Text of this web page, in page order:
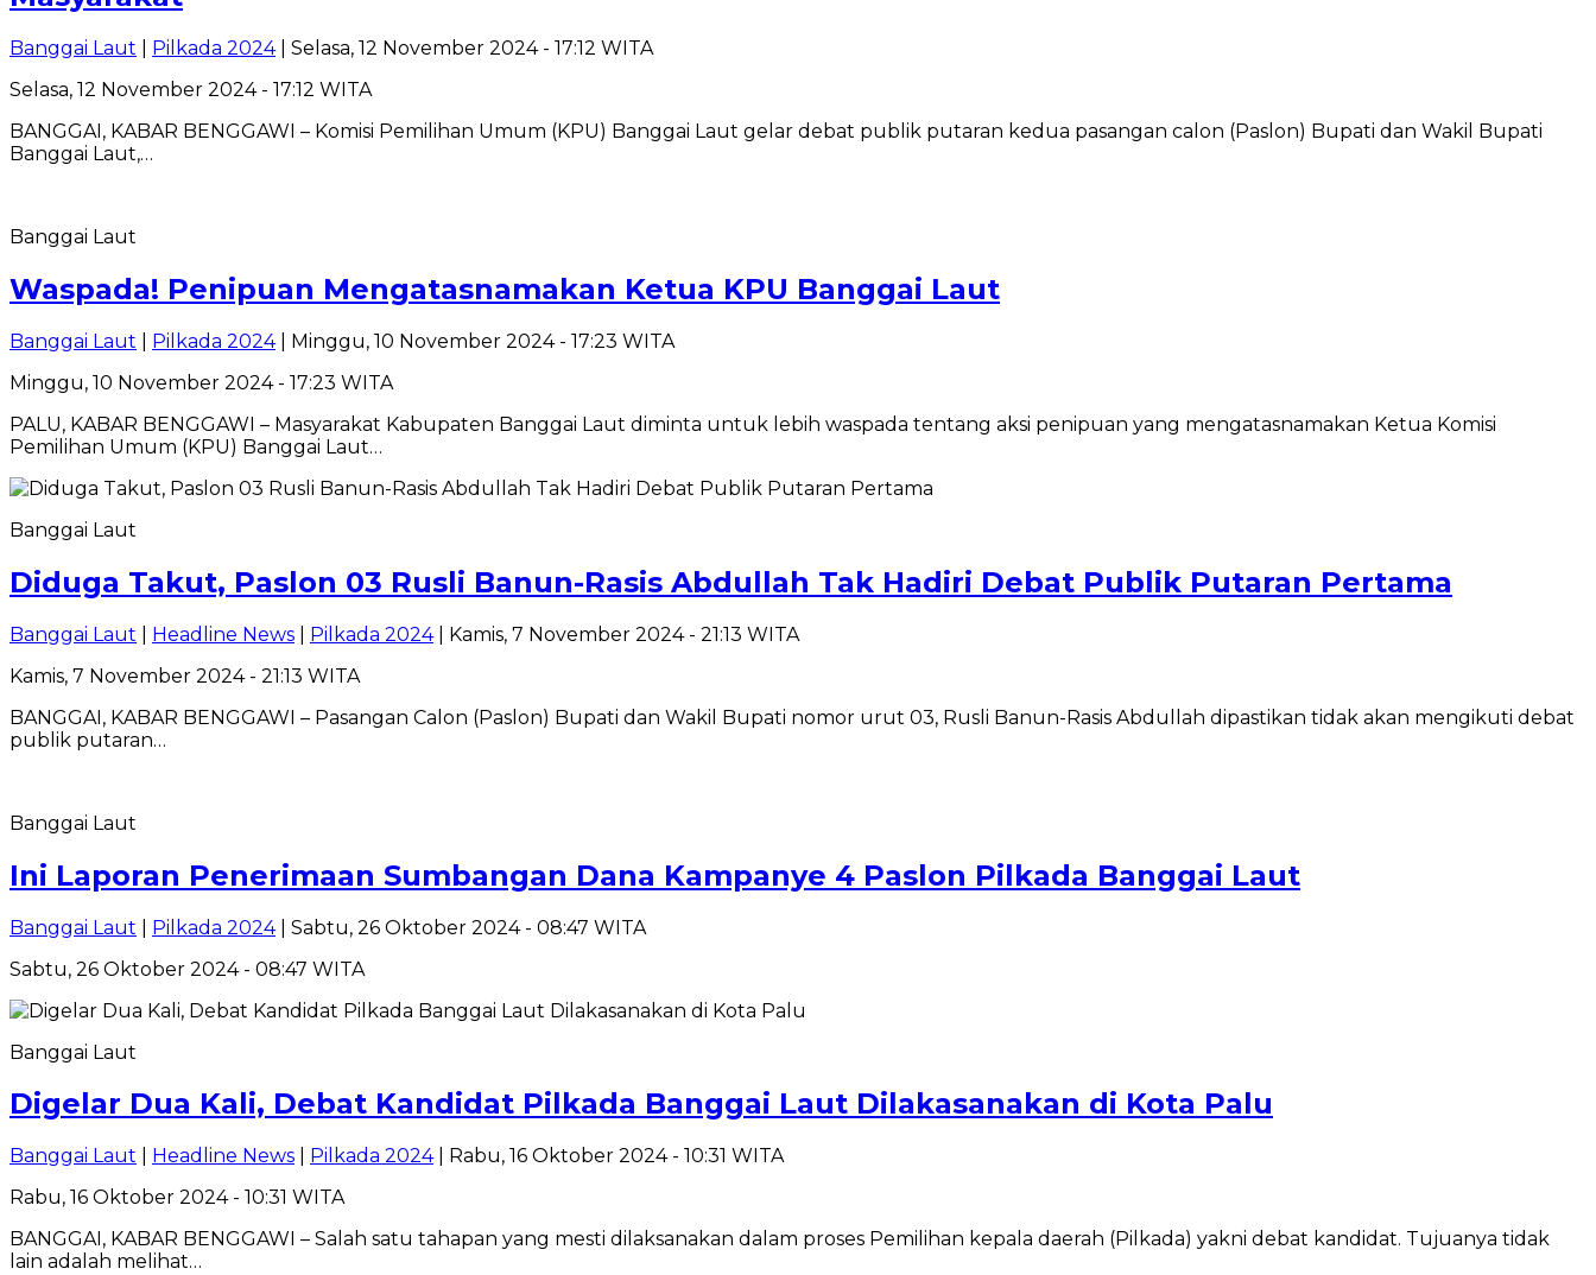
Banggai Laut Pilkada 2024| Selasa, 12 November 2024 - 17:12 WITA
Selasa, 12 November 2024 - 17:12 WITA
BANGGAI, KABAR BENGGAWI – Komisi Pemilihan Umum (KPU) Banggai Laut gelar debat publik putaran kedua pasangan calon (Paslon) Bupati dan Wakil Bupati
Banggai Laut,…
Banggai Laut
Waspada! Penipuan Mengatasnamakan Ketua KPU Banggai Laut
Banggai Laut Pilkada 2024| Minggu, 10 November 2024 - 17:23 WITA
Minggu, 10 November 2024 - 17:23 WITA
PALU, KABAR BENGGAWI – Masyarakat Kabupaten Banggai Laut diminta untuk lebih waspada tentang aksi penipuan yang mengatasnamakan Ketua Komisi
Pemilihan Umum (KPU) Banggai Laut…
Banggai Laut
Diduga Takut, Paslon 03 Rusli Banun-Rasis Abdullah Tak Hadiri Debat Publik Putaran Pertama
Banggai Laut Headline News Pilkada 2024| Kamis, 7 November 2024 - 21:13 WITA
Kamis, 7 November 2024 - 21:13 WITA
BANGGAI, KABAR BENGGAWI – Pasangan Calon (Paslon) Bupati dan Wakil Bupati nomor urut 03, Rusli Banun-Rasis Abdullah dipastikan tidak akan mengikuti debat
publik putaran…
Banggai Laut
Ini Laporan Penerimaan Sumbangan Dana Kampanye 4 Paslon Pilkada Banggai Laut
Banggai Laut Pilkada 2024| Sabtu, 26 Oktober 2024 - 08:47 WITA
Sabtu, 26 Oktober 2024 - 08:47 WITA
Banggai Laut
Digelar Dua Kali, Debat Kandidat Pilkada Banggai Laut Dilakasanakan di Kota Palu
Banggai Laut Headline News Pilkada 2024| Rabu, 16 Oktober 2024 - 10:31 WITA
Rabu, 16 Oktober 2024 - 10:31 WITA
BANGGAI, KABAR BENGGAWI – Salah satu tahapan yang mesti dilaksanakan dalam proses Pemilihan kepala daerah (Pilkada) yakni debat kandidat. Tujuanya tidak
lain adalah melihat…